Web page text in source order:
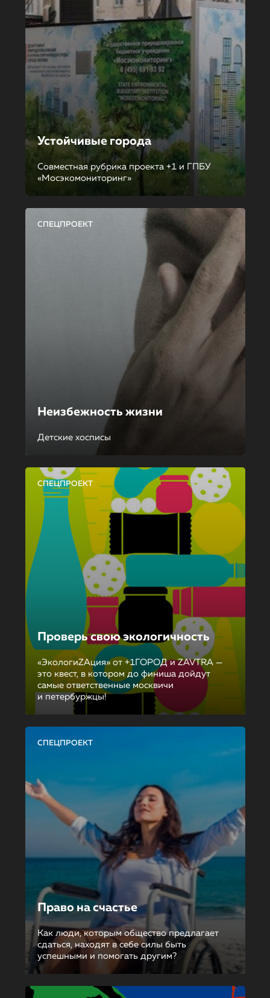
Устойчивые города
Совместная рубрика проекта +1 и ГПБУ
«Мосэкомониторинг»
СПЕЦПРОЕКТ
Неизбежность жизни
Детские хосписы
СПЕЦПРОЕКТ
Проверь свою экологичность
«ЭкологиZAция» от +1ГОРОД и ZAVTRA —
это квест, в котором до финиша дойдут
самые ответственные москвичи
и петербуржцы!
СПЕЦПРОЕКТ
Право на счастье
Как люди, которым общество предлагает
сдаться, находят в себе силы быть
успешными и помогать другим?